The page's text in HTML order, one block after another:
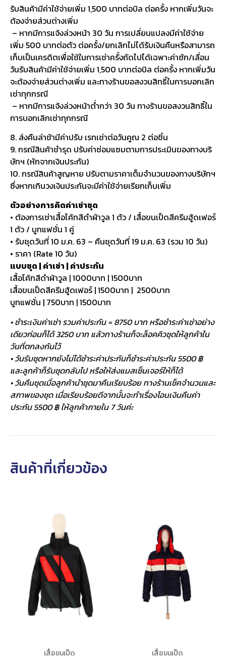
รับสินค้ามีค่าใช้จ่ายเพิ่ม 1,500 บาทต่อบิล ต่อครั้ง หากเพิ่มวันจะ
ต้องจ่ายส่วนต่างเพิ่ม
– หากมีการแจ้งล่วงหน้า 30 วัน การเปลี่ยนแปลงมีค่าใช้จ่าย
เพิ่ม 500 บาทต่อตัว ต่อครั้ง/ยกเลิกไม่ได้รับเงินคืนหรือสามารถ
เก็บเป็นเครดิตเพื่อใช้ในการเช่าครั้งถัดไปได้เฉพาะค่าซัก/เลื่อน
วันรับสินค้ามีค่าใช้จ่ายเพิ่ม 1,500 บาทต่อบิล ต่อครั้ง หากเพิ่มวัน
จะต้องจ่ายส่วนต่างเพิ่ม และทางร้านขอสงวนสิทธิ์ในการบอกเลิก
เช่าทุกกรณี
– หากมีการแจ้งล่วงหน้าต่ำกว่า 30 วัน ทางร้านขอสงวนสิทธิ์ใน
การบอกเลิกเช่าทุกกรณี
8. ส่งคืนล่าช้ามีค่าปรับ เรทเช่าต่อวันคูณ 2 ต่อชิ้น
9. กรณีสินค้าชำรุด ปรับค่าซ่อมแซมตามการประเมินของทางบริ
ษัทฯ (หักจากเงินประกัน)
10. กรณีสินค้าสูญหาย ปรับตามราคาเต็มจำนวนของทางบริษัทฯ
ซึ่งหากเกินวงเงินประกันจะมีค่าใช้จ่ายเรียกเก็บเพิ่ม
ตัวอย่างการคิดค่าเช่าชุด
• ต้องการเช่าเสื้อโค้ทสีดำผ้าวูล 1 ตัว / เสื้อขนเป็ดสีครีมฮู้ดเฟอร์
1 ตัว / บูทแฟชั่น 1 คู่
• รับชุดวันที่ 10 ม.ค. 63 – คืนชุดวันที่ 19 ม.ค. 63 (รวม 10 วัน)
• ราคา (Rate 10 วัน)
แบบชุด | ค่าเช่า | ค่าประกัน
เสื้อโค้ทสีดำผ้าวูล | 1000บาท | 1500บาท
เสื้อขนเป็ดสีครีมฮู้ดเฟอร์ | 1500บาท | 2500บาท
บูทแฟชั่น | 750บาท | 1500บาท
• ชำระเงินค่าเช่า รวมค่าประกัน = 8750 บาท หรือชำระค่าเช่าอย่าง
เดียวก่อนก็ได้ 3250 บาท แล้วทางร้านก็จะล็อคคิวชุดให้ลูกค้าใน
วันที่ตกลงกันไว้
• วันรับชุดหากยังไม่ได้ชำระค่าประกันก็ชำระค่าประกัน 5500 ฿
และลูกค้าก็รับชุดกลับไป หรือให้ส่งแมสเซ็นเจอร์ให้ก็ได้
• วันคืนชุดเมื่อลูกค้านำชุดมาคืนเรียบร้อย ทางร้านเช็คจำนวนและ
สภาพของชุด เมื่อเรียบร้อยดีจากนั้นจะทำเรื่องโอนเงินคืนค่า
ประกัน 5500 ฿ ให้ลูกค้าภายใน 7 วันค่ะ
สินค้าที่เกี่ยวข้อง
เสื้อขนเป็ด เสื้อขนเป็ด